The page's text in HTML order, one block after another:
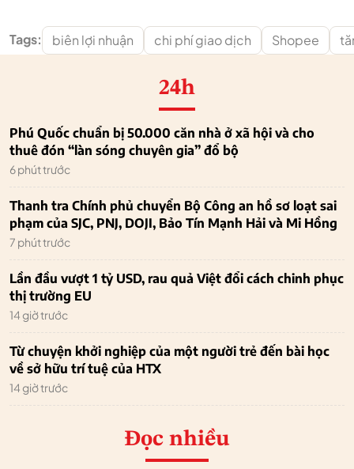
Tags: biên lợi nhuận chi phí giao dịch Shopee
24h
Phú Quốc chuẩn bị 50.000 căn nhà ở xã hội và cho
thuê đón “làn sóng chuyên gia” đổ bộ
6 phút trước
Thanh tra Chính phủ chuyển Bộ Công an hồ sơ loạt sai
phạm của SJC, PNJ, DOJI, Bảo Tín Mạnh Hải và Mi Hồng
7 phút trước
Lần đầu vượt 1 tỷ USD, rau quả Việt đổi cách chinh phục
thị trường EU
14 giờ trước
Từ chuyện khởi nghiệp của một người trẻ đến bài học
về sở hữu trí tuệ của HTX
14 giờ trước
Đọc nhiều